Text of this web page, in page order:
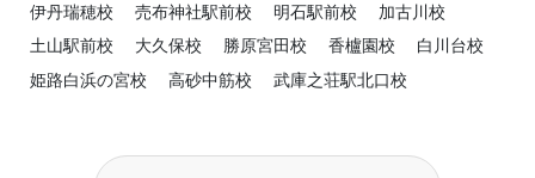
伊丹瑞穂校 売布神社駅前校 明石駅前校
加古川校
土山駅前校
大久保校 勝原宮田校 香櫨園校
白川台校
姫路白浜の宮校
高砂中筋校 武庫之荘駅北口校